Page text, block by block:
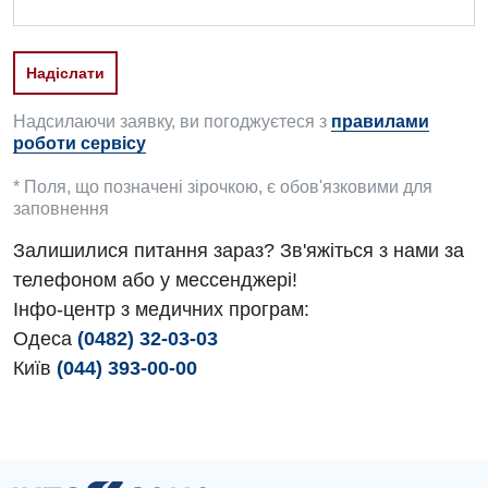
Проктологія
Пульмонологія
Судинна хірургія
Терапевтичне відділення
Терапія
Травматологічне відділення
Надсилаючи заявку, ви погоджуєтеся з правилами
роботи сервісу
* Поля, що позначені зірочкою, є обов'язковими для
заповнення
Залишилися питання зараз? Зв'яжіться з нами за
телефоном або у мессенджері!
Інфо-центр з медичних програм:
Одеса (0482) 32-03-03
Київ (044) 393-00-00